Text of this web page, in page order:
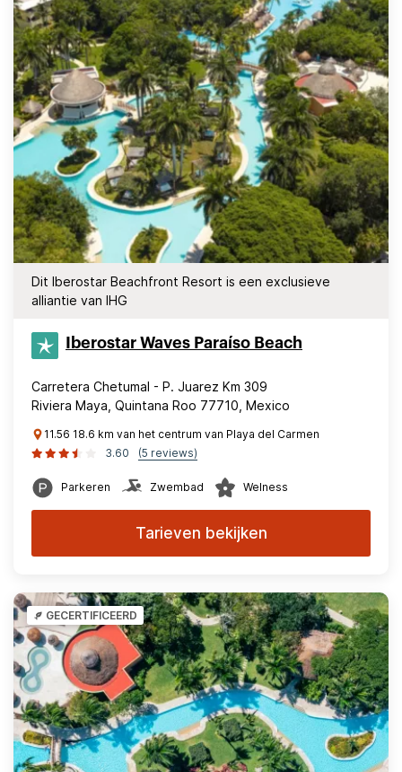
Dit Iberostar Beachfront Resort is een exclusieve
alliantie van IHG
Iberostar Waves Paraíso Beach
Carretera Chetumal - P. Juarez Km 309
Riviera Maya, Quintana Roo 77710, Mexico
11.56 18.6 km van het centrum van Playa del Carmen
3.60
(5 reviews)
Parkeren Zwembad Welness
Tarieven bekijken
GECERTIFICEERD